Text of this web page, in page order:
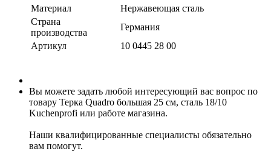
Материал
Нержавеющая сталь
Страна
производства
Германия
Артикул
10 0445 28 00
Вы можете задать любой интересующий вас вопрос по
товару Терка Quadro большая 25 см, сталь 18/10
Kuchenprofi или работе магазина.
Наши квалифицированные специалисты обязательно
вам помогут.